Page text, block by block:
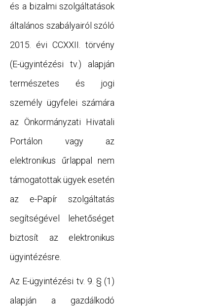
és a bizalmi szolgáltatások
általános szabályairól szóló
2015. évi CCXXII. törvény
(E-ügyintézési tv.) alapján
természetes és jogi
személy ügyfelei számára
az Önkormányzati Hivatali
Portálon vagy az
elektronikus űrlappal nem
támogatottak ügyek esetén
az e-Papír szolgáltatás
segítségével lehetőséget
biztosít az elektronikus
ügyintézésre.
Az E-ügyintézési tv. 9. § (1)
alapján a gazdálkodó